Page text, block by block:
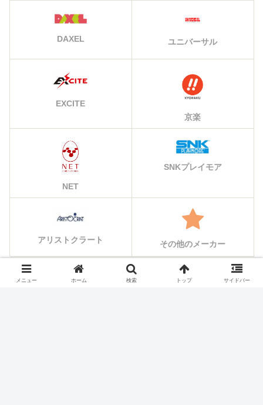
DAXEL ユニバーサル
EXCITE
京楽
NET
SNKプレイモア
アリストクラート その他のメーカー
メニュー ホーム 検索 トップ サイドバー